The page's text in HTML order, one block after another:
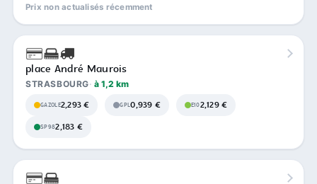
Prix non actualisés récemment
place André Maurois
STRASBOURG à 1,2 km
GAZOLE2,293 € GPL0,939 € E102,129 €
SP982,183 €